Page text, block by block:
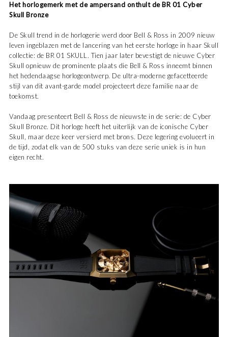
Het horlogemerk met de ampersand onthult de BR 01 Cyber
Skull Bronze
De Skull trend in de horlogerie werd door Bell & Ross in 2009 nieuw
leven ingeblazen met de lancering van het eerste horloge in haar Skull
collectie: de BR 01 SKULL. Tien jaar later bevestigt de nieuwe Cyber
Skull opnieuw de prominente plaats die Bell & Ross inneemt binnen
het hedendaagse horlogeontwerp. De ultra-moderne gefacetteerde
stijl van dit avant-garde model projecteert deze familie naar de
toekomst.
Vandaag presenteert Bell & Ross de nieuwste in de serie: de Cyber
Skull Bronze. Dit horloge heeft het uiterlijk van de iconische Cyber
Skull, maar deze keer versierd met brons. Deze legering evolueert in
de tijd, zodat elk van de 500 stuks van deze serie uniek is in hun
eigen recht.